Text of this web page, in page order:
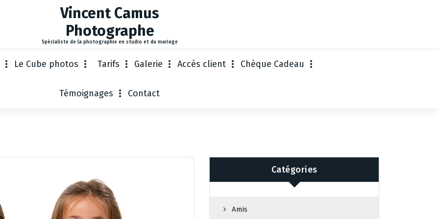
Vincent Camus
Photographe
Spécialiste de la photographie en studio et du mariage
Le Cube photos Tarifs Galerie Accès client Chèque Cadeau
Témoignages Contact
Catégories
Amis